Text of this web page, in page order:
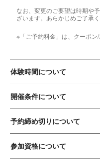
なお、変更のご要望は時期や
ざいます。あらかじめご了承く
※「ご予約料金」は、クーポン
体験時間について
開催条件について
予約締め切りについて
参加資格について